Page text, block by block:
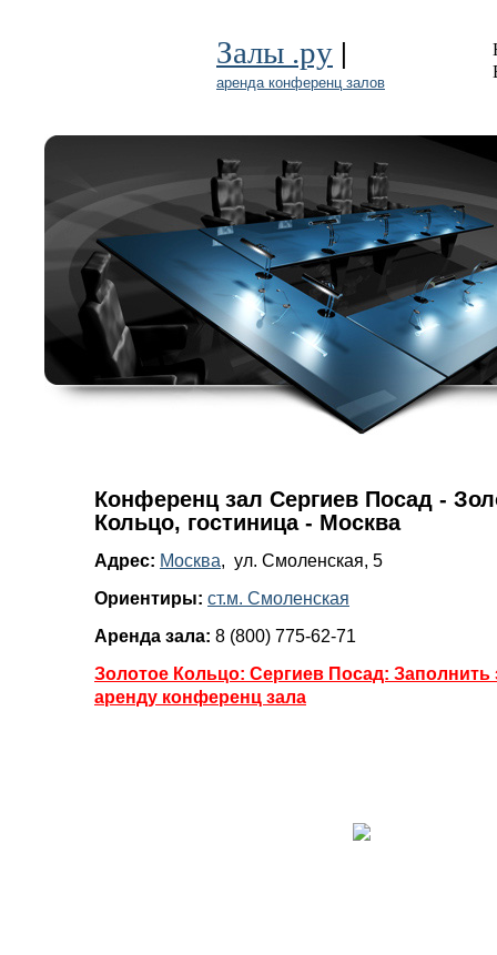
Залы .ру |
аренда конференц залов
Конференц зал Сергиев Посад -
Кольцо, гостиница - Москва
Адрес: Москва, ул. Смоленская, 5
Ориентиры: ст.м. Смоленская
Аренда зала: 8 (800) 775-62-71
Золотое Кольцо: Сергиев Посад: Заполнить
аренду конференц зала